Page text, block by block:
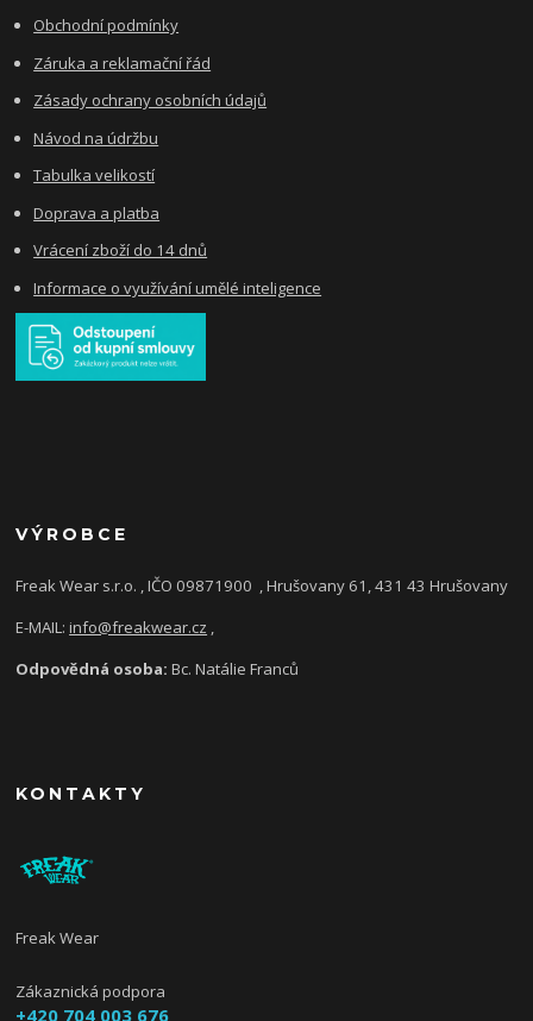
Obchodní podmínky
Záruka a reklamační řád
Zásady ochrany osobních údajů
Návod na údržbu
Tabulka velikostí
Doprava a platba
Vrácení zboží do 14 dnů
Informace o využívání umělé inteligence
VÝROBCE
Freak Wear s.r.o. , IČO 09871900 , Hrušovany 61, 431 43 Hrušovany
E-MAIL:info@freakwear.cz ,
Odpovědná osoba:Bc. Natálie Franců
KONTAKTY
Freak Wear
Zákaznická podpora
+420 704 003 676